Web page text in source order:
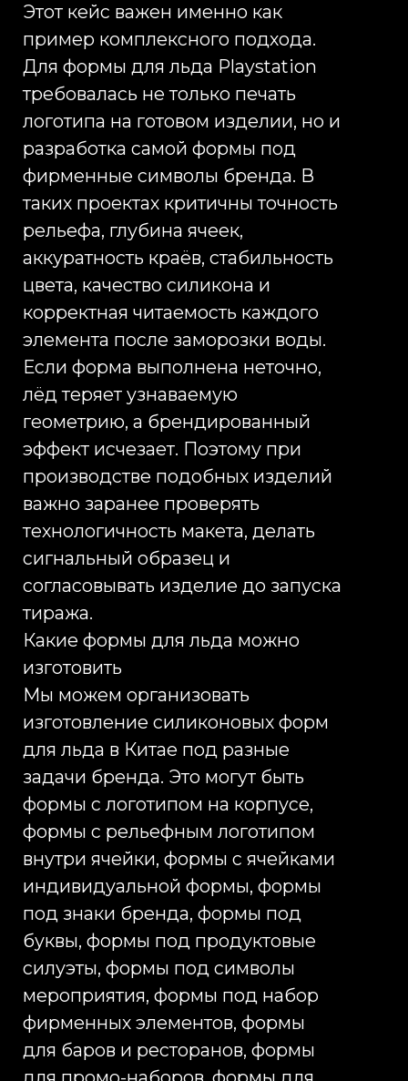
логотипа, цвет силикона и
визуальную подачу изделия.
Далее подбирается фабрика. Для
изготовления силиконовых форм
для льда в Китае важны опыт
фабрики, качество силикона,
стабильность цвета, чистота литья,
аккуратность пресс-формы,
возможность делать
нанесения логотипа, упаковка,
сроки и готовность предоставить
подтверждающие документы. Мы
ведём коммуникацию с
производством, согласовываем
технические параметры,
проверяем технологические
ограничения, контролируем
подготовку образца и уточняем
условия запуска тиража. Для B2B-
заказчика это снимает ключевые
риски: не нужно самостоятельно
искать фабрику, проверять её,
вести переписку, разбираться в
нюансах пресс-форм и
контролировать производство на
После согласования технического
решения изготавливается
обязательный этап для
нестандартных силиконовых
форм для льда, потому что только
как изделие выглядит в
реальности: цвет, плотность
материала, толщина, гибкость,
глубина рельефа, читаемость
логотипа, качество краёв,
удобство использования и
соответствие макету. По итогам
проверки образца можно внести
корректировки, если это
требуется. Затем запускается
оптовая партия, проводится
контроль качества, оформляются
документы, организуется
доставка в Москву и передача
готового
Изготовление силикновых форм
для льда в Китае, включая вариант
написания запроса с опечаткой,
часто ищут компании, которым
нужен индивидуальный тираж,